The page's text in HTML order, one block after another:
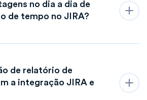
no dia a dia de
de tempo no JIRA?
de relatório de
a integração JIRA e